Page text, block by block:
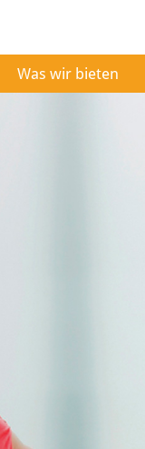
Was wir bieten